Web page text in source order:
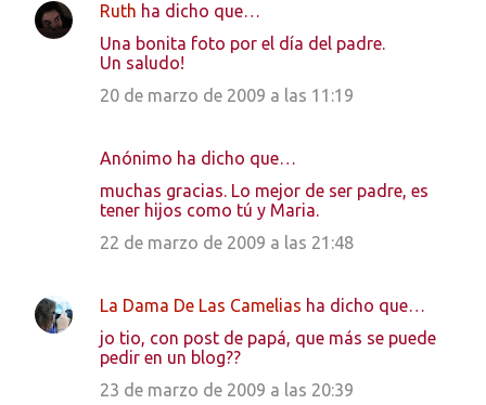
C
o
s
Ruth ha dicho que…
Una bonita foto por el día del padre.
Un saludo!
20 de marzo de 2009 a las 11:19
Anónimo ha dicho que…
muchas gracias. Lo mejor de ser padre, es
tener hijos como tú y Maria.
22 de marzo de 2009 a las 21:48
La Dama De Las Camelias ha dicho que…
jo tio, con post de papá, que más se puede
pedir en un blog??
23 de marzo de 2009 a las 20:39